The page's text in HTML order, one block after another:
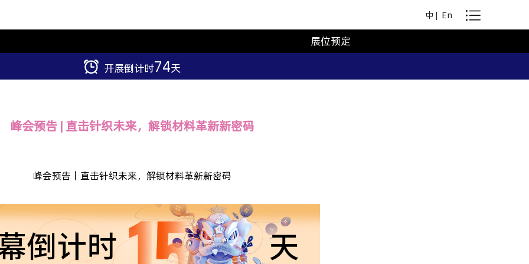
中 | En
展位预定
开展倒计时74天
峰会预告 | 直击针织未来，解锁材料革新新密码
峰会预告｜直击针织未来，解锁材料革新新密码